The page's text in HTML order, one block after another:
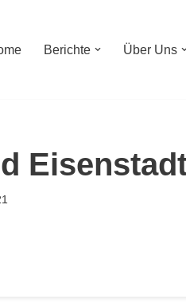
Berichte Über Uns